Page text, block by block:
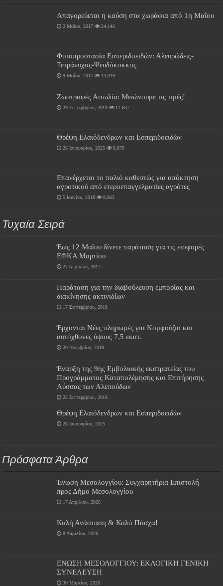
Απαγορεύεται η καύση στα χωράφια από 1η Μαΐου
2 Μαΐου, 2017 24,146
Φυτοπροστασία Εσπεριδοειδών: Αλευρώδεις-
Τετράνυχος-Ψευδόκοκκος
9 Μαΐου, 2017 14,019
Ζωοτροφές Αιτωλία: Μειώνουμε τις τιμές!
29 Σεπτεμβρίου, 2019 11,637
Θρέψη Ελαιόδενδρων και Εσπεριδοειδών
28 Ιανουαρίου, 2025 8,870
Επανέρχεται το παλιό καθεστώς για απόκτηση
αγροτικού από ετεροεπαγγελματίες αγρότες
5 Ιουνίου, 2018 8,862
Τυχαία Σειρά
Έως 12 Μαΐου δίνετε παράταση για τις εισφορές
ΕΦΚΑ Μαρτίου
27 Απριλίου, 2017
Παράταση για την διαβούλευση εμπορίας και
διακίνησης ακτινιδίων
17 Σεπτεμβρίου, 2018
Έρχονται Νέες πληρωμές για Κομφούζιο και
αυτόχθονες ύψους 7,5 εκατ.
20 Νοεμβρίου, 2018
Έναρξη της 9ης Εμβολιακής εκστρατείας του
Προγράμματος Καταπολέμησης και Επιτήρησης
Λύσσας των Αλεπούδων
25 Σεπτεμβρίου, 2018
Θρέψη Ελαιόδενδρων και Εσπεριδοειδών
28 Ιανουαρίου, 2025
Πρόσφατα Άρθρα
Ένωση Μεσολογγίου: Συγχαρητήρια Επιστολή
προς Δήμο Μεσολογγίου
17 Απριλίου, 2026
Καλή Ανάσταση & Καλό Πάσχα!
8 Απριλίου, 2026
ΕΝΩΣΗ ΜΕΣΟΛΟΓΓΙΟΥ: ΕΚΛΟΓΙΚΗ ΓΕΝΙΚΗ
ΣΥΝΕΛΕΥΣΗ
30 Μαρτίου, 2026